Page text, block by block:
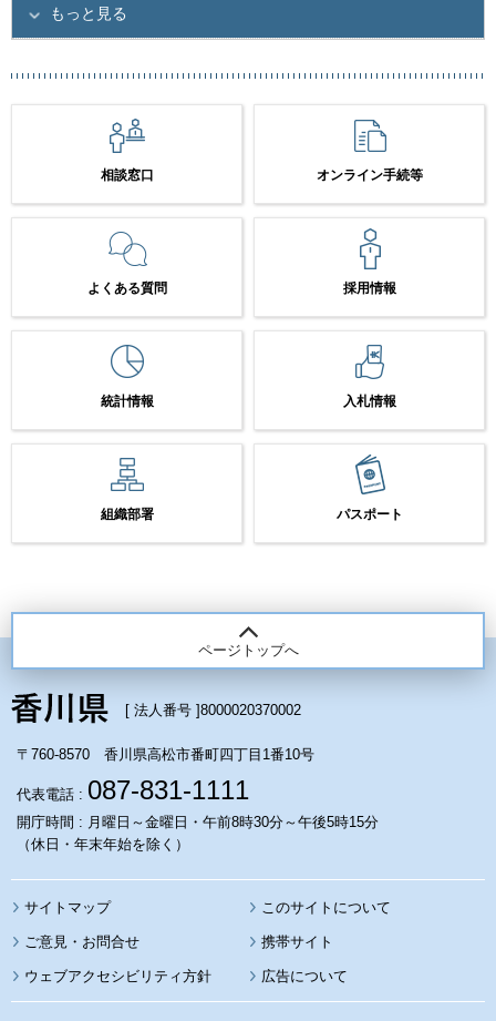
もっと見る
相談窓口 オンライン手続等
よくある質問 採用情報
統計情報 入札情報
組織部署 パスポート
ページトップへ
[ 法人番号 ]8000020370002
〒760-8570 香川県高松市番町四丁目1番10号
代表電話 : 087-831-1111
開庁時間 : 月曜日～金曜日・午前8時30分～午後5時15分
（休日・年末年始を除く）
サイトマップ このサイトについて
携帯サイト
ウェブアクセシビリティ方針 広告について